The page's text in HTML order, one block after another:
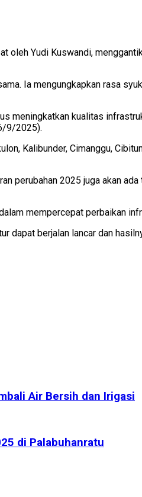
oleh Yudi Kuswandi,
Ia mengungkapkan rasa
meningkatkan kualitas
9/2025).
Kalibunder, Cimanggu,
perubahan 2025 juga akan
mempercepat perbaikan
dapat berjalan lancar dan
Air Bersih dan Irigasi
di Palabuhanratu